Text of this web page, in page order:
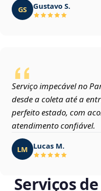
GS Gustavo S.
Serviço impecável no
desde a coleta até a
perfeito estado, com
atendimento confiável.
LM Lucas M.
Serviços